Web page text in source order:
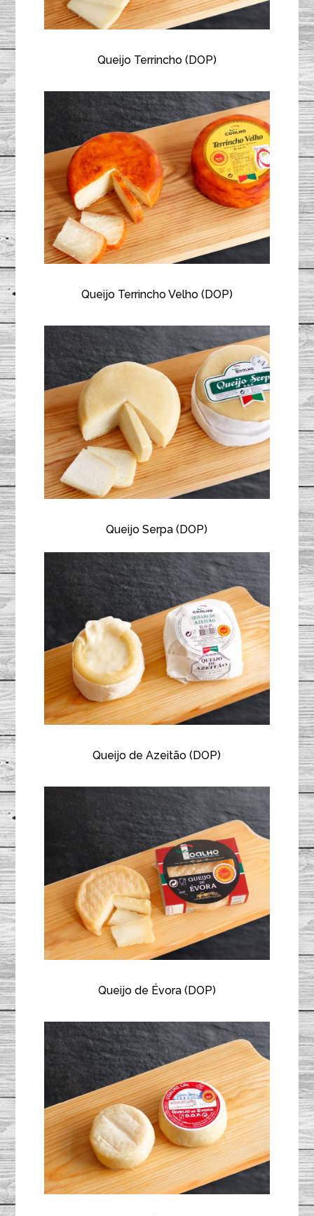
Queijo Terrincho (DOP)
Queijo Terrincho Velho (DOP)
Queijo Serpa (DOP)
Queijo de Azeitão (DOP)
Queijo de Évora (DOP)